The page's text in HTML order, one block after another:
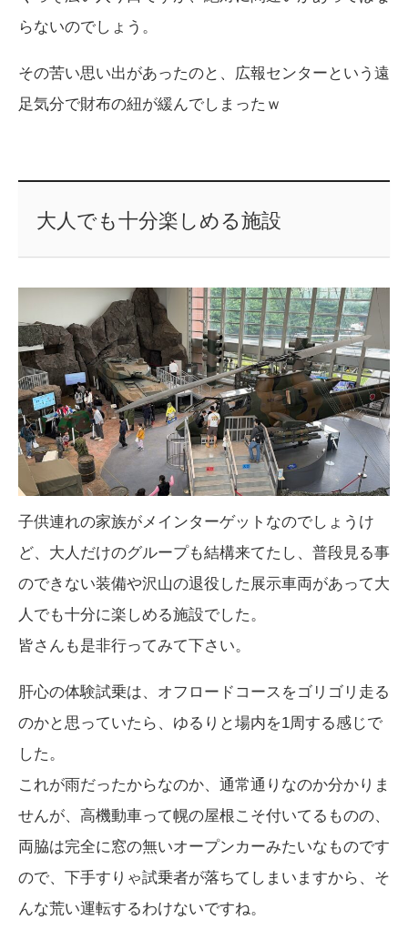
らないのでしょう。
その苦い思い出があったのと、広報センターという遠
足気分で財布の紐が緩んでしまったｗ
大人でも十分楽しめる施設
子供連れの家族がメインターゲットなのでしょうけ
ど、大人だけのグループも結構来てたし、普段見る事
のできない装備や沢山の退役した展示車両があって大
人でも十分に楽しめる施設でした。
皆さんも是非行ってみて下さい。
肝心の体験試乗は、オフロードコースをゴリゴリ走る
のかと思っていたら、ゆるりと場内を1周する感じで
した。
これが雨だったからなのか、通常通りなのか分かりま
せんが、高機動車って幌の屋根こそ付いてるものの、
両脇は完全に窓の無いオープンカーみたいなものです
ので、下手すりゃ試乗者が落ちてしまいますから、そ
んな荒い運転するわけないですね。